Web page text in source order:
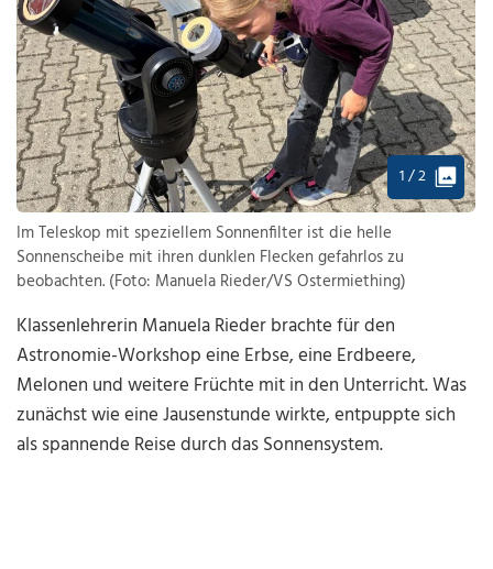
1 / 2
Im Teleskop mit speziellem Sonnenfilter ist die helle
Sonnenscheibe mit ihren dunklen Flecken gefahrlos zu
beobachten. (Foto: Manuela Rieder/VS Ostermiething)
Klassenlehrerin Manuela Rieder brachte für den
Astronomie-Workshop eine Erbse, eine Erdbeere,
Melonen und weitere Früchte mit in den Unterricht. Was
zunächst wie eine Jausenstunde wirkte, entpuppte sich
als spannende Reise durch das Sonnensystem.